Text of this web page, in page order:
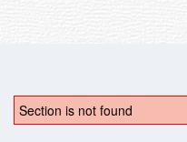
Section is not found